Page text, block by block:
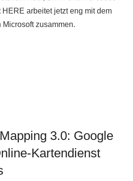
arbeitet jetzt eng mit dem
zusammen.
3.0: Google
Kartendienst